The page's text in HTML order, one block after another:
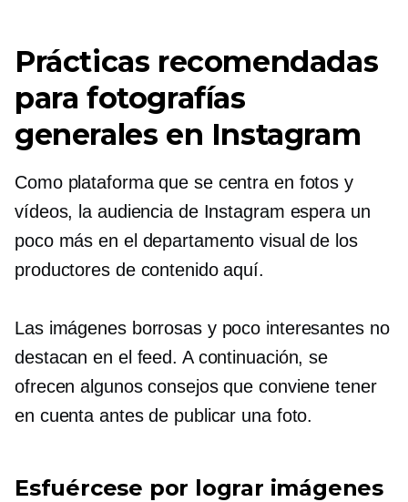
Prácticas recomendadas
para fotografías
generales en Instagram
Como plataforma que se centra en fotos y
vídeos, la audiencia de Instagram espera un
poco más en el departamento visual de los
productores de contenido aquí.
Las imágenes borrosas y poco interesantes no
destacan en el feed. A continuación, se
ofrecen algunos consejos que conviene tener
en cuenta antes de publicar una foto.
Esfuércese por lograr imágenes